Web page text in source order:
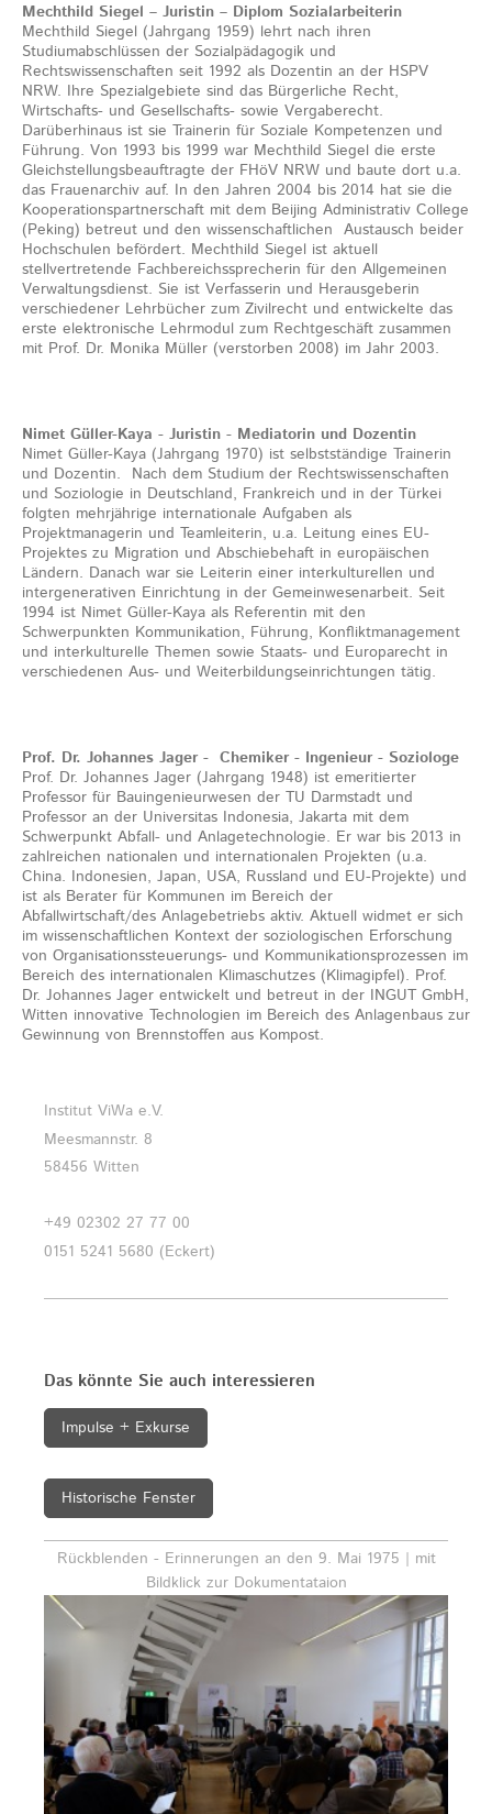
Mechthild Siegel – Juristin – Diplom Sozialarbeiterin
Mechthild Siegel (Jahrgang 1959) lehrt nach ihren
Studiumabschlüssen der Sozialpädagogik und
Rechtswissenschaften seit 1992 als Dozentin an der HSPV
NRW. Ihre Spezialgebiete sind das Bürgerliche Recht,
Wirtschafts- und Gesellschafts- sowie Vergaberecht.
Darüberhinaus ist sie Trainerin für Soziale Kompetenzen und
Führung. Von 1993 bis 1999 war Mechthild Siegel die erste
Gleichstellungsbeauftragte der FHöV NRW und baute dort u.a.
das Frauenarchiv auf. In den Jahren 2004 bis 2014 hat sie die
Kooperationspartnerschaft mit dem Beijing Administrativ College
(Peking) betreut und den wissenschaftlichen Austausch beider
Hochschulen befördert. Mechthild Siegel ist aktuell
stellvertretende Fachbereichssprecherin für den Allgemeinen
Verwaltungsdienst. Sie ist Verfasserin und Herausgeberin
verschiedener Lehrbücher zum Zivilrecht und entwickelte das
erste elektronische Lehrmodul zum Rechtgeschäft zusammen
mit Prof. Dr. Monika Müller (verstorben 2008) im Jahr 2003.
Nimet Güller-Kaya - Juristin - Mediatorin und Dozentin
Nimet Güller-Kaya (Jahrgang 1970) ist selbstständige Trainerin
und Dozentin. Nach dem Studium der Rechtswissenschaften
und Soziologie in Deutschland, Frankreich und in der Türkei
folgten mehrjährige internationale Aufgaben als
Projektmanagerin und Teamleiterin, u.a. Leitung eines EU-
Projektes zu Migration und Abschiebehaft in europäischen
Ländern. Danach war sie Leiterin einer interkulturellen und
intergenerativen Einrichtung in der Gemeinwesenarbeit. Seit
1994 ist Nimet Güller-Kaya als Referentin mit den
Schwerpunkten Kommunikation, Führung, Konfliktmanagement
und interkulturelle Themen sowie Staats- und Europarecht in
verschiedenen Aus- und Weiterbildungseinrichtungen tätig.
Prof. Dr. Johannes Jager - Chemiker - Ingenieur - Soziologe
Prof. Dr. Johannes Jager (Jahrgang 1948) ist emeritierter
Professor für Bauingenieurwesen der TU Darmstadt und
Professor an der Universitas Indonesia, Jakarta mit dem
Schwerpunkt Abfall- und Anlagetechnologie. Er war bis 2013 in
zahlreichen nationalen und internationalen Projekten (u.a.
China. Indonesien, Japan, USA, Russland und EU-Projekte) und
ist als Berater für Kommunen im Bereich der
Abfallwirtschaft/des Anlagebetriebs aktiv. Aktuell widmet er sich
im wissenschaftlichen Kontext der soziologischen Erforschung
von Organisationssteuerungs- und Kommunikationsprozessen im
Bereich des internationalen Klimaschutzes (Klimagipfel). Prof.
Dr. Johannes Jager entwickelt und betreut in der INGUT GmbH,
Witten innovative Technologien im Bereich des Anlagenbaus zur
Gewinnung von Brennstoffen aus Kompost.
Institut ViWa e.V.
Meesmannstr. 8
58456 Witten
+49 02302 27 77 00
0151 5241 5680 (Eckert)
Das könnte Sie auch interessieren
Impulse + Exkurse
Historische Fenster
Rückblenden - Erinnerungen an den 9. Mai 1975 | mit
Bildklick zur Dokumentataion